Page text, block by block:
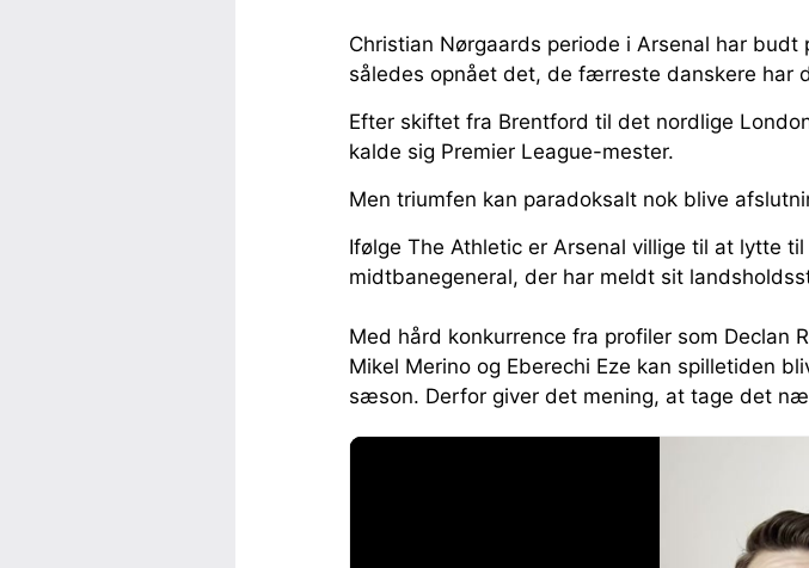
Christian Nørgaards periode i Arsenal har
således opnået det, de færreste danskere har
Efter skiftet fra Brentford til det nordlige
kalde sig Premier League-mester.
Men triumfen kan paradoksalt nok blive
Ifølge The Athletic er Arsenal villige til at lytte
midtbanegeneral, der har meldt sit
Med hård konkurrence fra profiler som Declan
Mikel Merino og Eberechi Eze kan spilletiden
sæson. Derfor giver det mening, at tage det